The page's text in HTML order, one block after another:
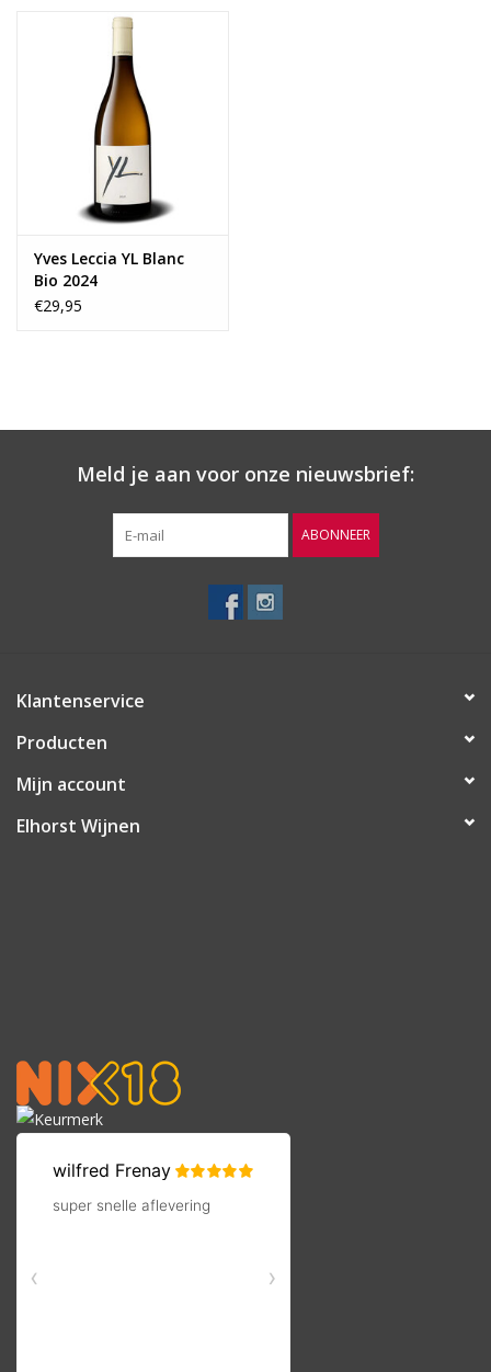
Yves Leccia YL Blanc
Bio 2024
€29,95
Meld je aan voor onze nieuwsbrief:
ABONNEER
Klantenservice
Producten
Mijn account
Elhorst Wijnen